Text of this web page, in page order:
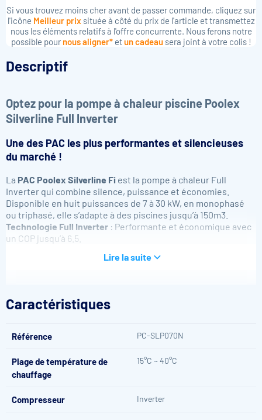
Si vous trouvez moins cher avant de passer commande, cliquez sur
l'icône Meilleur prixsituée à côté du prix de l'article et transmettez
nous les éléments relatifs à l'offre concurrente. Nous ferons notre
possible pour nous aligner*etun cadeausera joint à votre colis !
Descriptif
Optez pour la pompe à chaleur piscine Poolex
Silverline Full Inverter
Une des PAC les plus performantes et silencieuses
du marché !
La PAC Poolex Silverline Fi est la pompe à chaleur Full
Inverter qui combine silence, puissance et économies.
Disponible en huit puissances de 7 à 30 kW, en monophasé
ou triphasé, elle s’adapte à des piscines jusqu’à 150m3.
Technologie Full Inverter : Performante et économique avec
un COP jusqu’à 6.5.
bassin selon la saison, ou laissez la pompe ajuster
automatiquement la température idéale.
triphasé, pour s’adapter à toutes les installations
électriques.
Pompe à chaleur Silverline FI : Confort et
performance
La pompe à chaleur piscine Poolex Silverline FI est un produit
Lire la suite
Caractéristiques
Référence PC-SLP070N
Plage de température de
chauffage
15°C ~ 40°C
Compresseur Inverter